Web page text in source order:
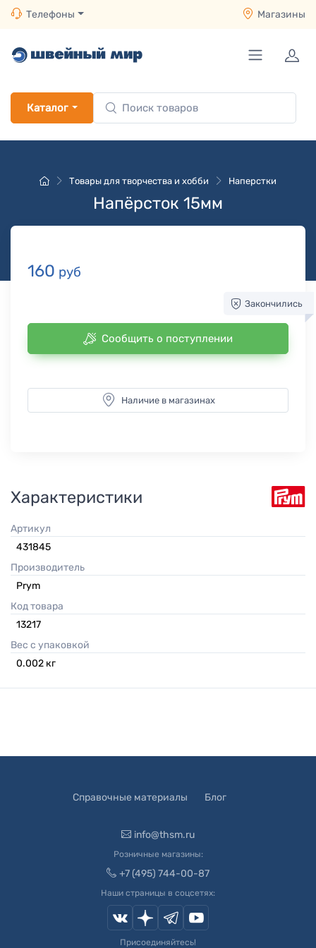
Телефоны Магазины
Каталог
Товары для творчества и хобби Наперстки
Напёрсток 15мм
160 руб
Закончились
Сообщить о поступлении
Наличие в магазинах
Характеристики
Артикул
431845
Производитель
Prym
Код товара
13217
Вес с упаковкой
0.002 кг
Справочные материалы Блог
info@thsm.ru
Розничные магазины:
+7 (495) 744-00-87
Наши страницы в соцсетях:
Присоединяйтесь!